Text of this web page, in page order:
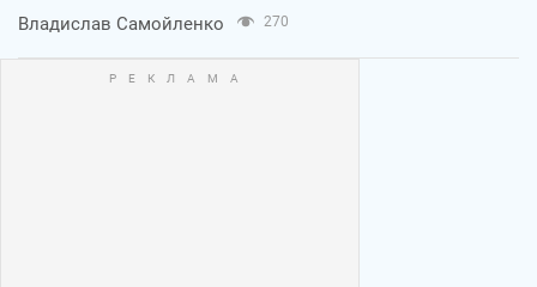
Владислав Самойленко 270